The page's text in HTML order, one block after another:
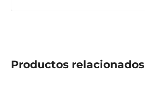
Productos relacionados